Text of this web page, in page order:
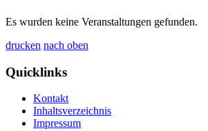
Es wurden keine Veranstaltungen gefunden.
drucken nach oben
Quicklinks
Kontakt
Inhaltsverzeichnis
Impressum